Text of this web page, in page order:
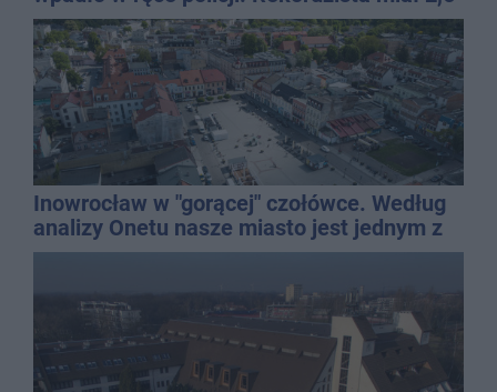
promila
Inowrocław w "gorącej" czołówce. Według
analizy Onetu nasze miasto jest jednym z
najbardziej narażonych na upały